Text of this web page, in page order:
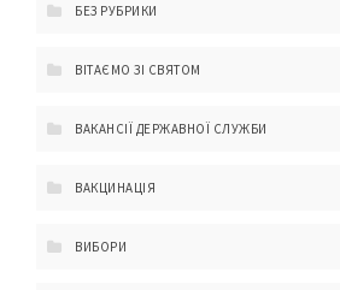
БЕЗ РУБРИКИ
ВІТАЄМО ЗІ СВЯТОМ
ВАКАНСІЇ ДЕРЖАВНОЇ СЛУЖБИ
ВАКЦИНАЦІЯ
ВИБОРИ